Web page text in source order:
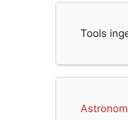
Tools